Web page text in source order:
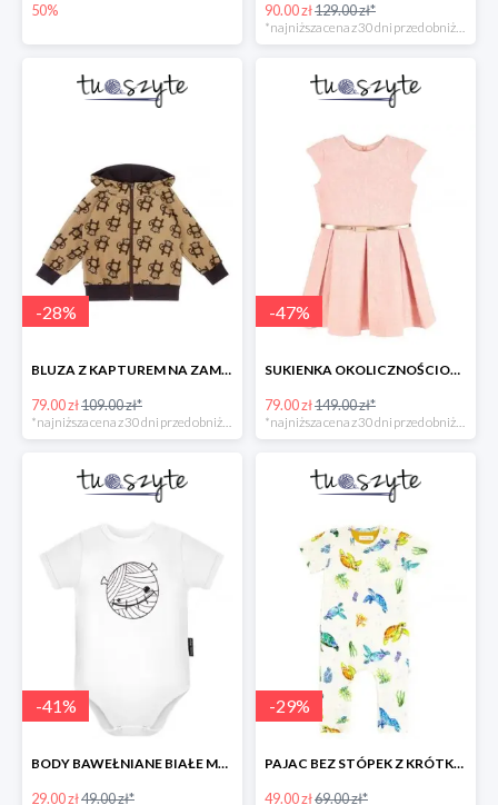
50% 90.00 zł129.00 zł*
*najniższa cena z 30 dni przed obniżką
-28%
BLUZA Z KAPTUREM NA ZAMEK, MAŁPKA w super cenie
79.00 zł109.00 zł*
-47%
SUKIENKA OKOLICZNOŚCIOWA ŻAKARDOWA w super cenie
79.00 zł149.00 zł*
-41%
BODY BAWEŁNIANE BIAŁE MUMIA KRÓTKI RĘKAW w super cenie
29.00 zł49.00 zł*
-29%
PAJAC BEZ STÓPEK Z KRÓTKIM RĘKAWEM ŻÓŁWIE
49.00 zł69.00 zł*